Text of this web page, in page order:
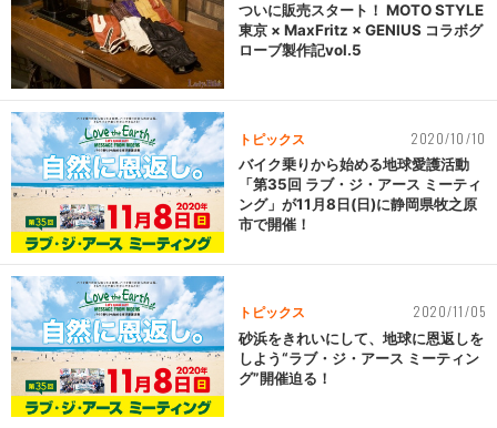
ついに販売スタート！ MOTO STYLE
東京 × MaxFritz × GENIUS コラボグ
ローブ製作記vol.5
トピックス 2020/10/10
バイク乗りから始める地球愛護活動
「第35回 ラブ・ジ・アース ミーティ
ング」が11月8日(日)に静岡県牧之原
市で開催！
トピックス 2020/11/05
砂浜をきれいにして、地球に恩返しを
しよう“ラブ・ジ・アース ミーティン
グ”開催迫る！